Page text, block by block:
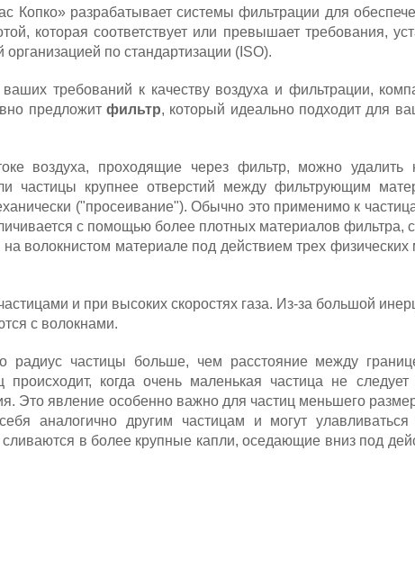
Копко» разрабатывает системы фильтрации для
которая соответствует или превышает требования,
по стандартизации (ISO).
требований к качеству воздуха и фильтрации,
предложит фильтр, который идеально подходит для
воздуха, проходящие через фильтр, можно удалить
частицы крупнее отверстий между фильтрующим
("просеивание"). Обычно это применимо к
с помощью более плотных материалов фильтра,
волокнистом материале под действием трех физических
и при высоких скоростях газа. Из-за большой
с волокнами.
радиус частицы больше, чем расстояние между
когда очень маленькая частица не
Это явление особенно важно для частиц меньшего
аналогично другим частицам и могут
в более крупные капли, оседающие вниз под